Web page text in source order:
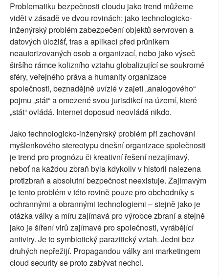
Problematiku bezpečnosti cloudu jako trend můžeme
vidět v zásadě ve dvou rovinách: jako technologicko-
inženýrský problém zabezpečení objektů servroven a
datových úložišť, tras a aplikací před průnikem
neautorizovaných osob a organizací, nebo jako výseč
širšího rámce kolizního vztahu globalizující se soukromé
sféry, veřejného práva a humanity organizace
společnosti, beznadějně uvízlé v zajetí „analogového“
pojmu „stát“ a omezené svou jurisdikcí na území, které
„stát“ ovládá. Internet doposud neovládá nikdo.
Jako technologicko-inženýrský problém při zachování
myšlenkového stereotypu dnešní organizace společnosti
je trend pro prognózu či kreativní řešení nezajímavý,
neboť na každou zbraň byla kdykoliv v historii nalezena
protizbraň a absolutní bezpečnost neexistuje. Zajímavým
je tento problém v této rovině pouze pro obchodníky s
ochrannými a obrannými technologiemi – stejně jako je
otázka války a míru zajímavá pro výrobce zbraní a stejně
jako je šíření virů zajímavé pro společnosti, vyrábějící
antiviry. Je to symbiotický parazitický vztah. Jedni bez
druhých nepřežijí. Propagandou války ani marketingem
cloud security se proto zabývat nechci.